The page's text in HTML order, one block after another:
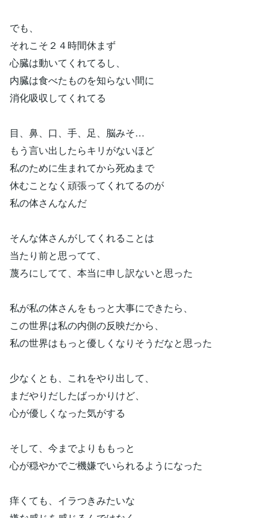
でも、
それこそ２４時間休まず
心臓は動いてくれてるし、
内臓は食べたものを知らない間に
消化吸収してくれてる
目、鼻、口、手、足、脳みそ…
もう言い出したらキリがないほど
私のために生まれてから死ぬまで
休むことなく頑張ってくれてるのが
私の体さんなんだ
そんな体さんがしてくれることは
当たり前と思ってて、
蔑ろにしてて、本当に申し訳ないと思った
私が私の体さんをもっと大事にできたら、
この世界は私の内側の反映だから、
私の世界はもっと優しくなりそうだなと思った
少なくとも、これをやり出して、
まだやりだしたばっかりけど、
心が優しくなった気がする
そして、今までよりももっと
心が穏やかでご機嫌でいられるようになった
痒くても、イラつきみたいな